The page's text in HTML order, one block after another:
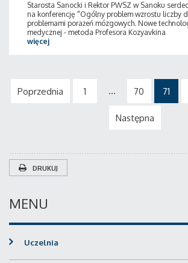
Starosta Sanocki i Rektor PWSZ w Sanoku
na konferencję "Ogólny problem wzrostu liczby
problemami porażeń mózgowych. Nowe
medycznej - metoda Profesora Kozyavkina
więcej
Poprzednia 1 ... 70 71
Następna
DRUKUJ
MENU
Uczelnia